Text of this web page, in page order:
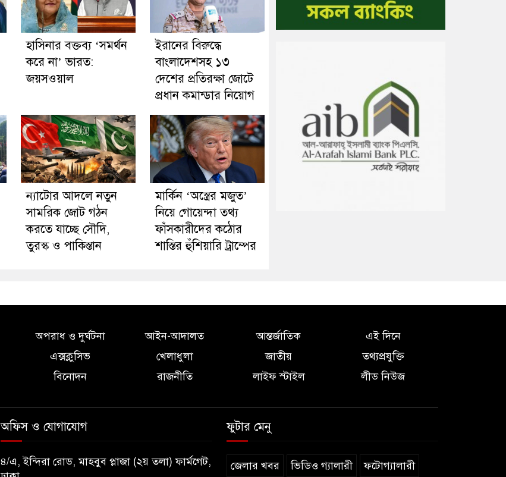
হাসিনার বক্তব্য ‘সমর্থন
করে না’ ভারত:
জয়সওয়াল
ইরানের বিরুদ্ধে
বাংলাদেশসহ ১৩
দেশের প্রতিরক্ষা জোটে
প্রধান কমান্ডার নিয়োগ
ন্যাটোর আদলে নতুন
সামরিক জোট গঠন
করতে যাচ্ছে সৌদি,
তুরস্ক ও পাকিস্তান
মার্কিন ‘অস্ত্রের মজুত’
নিয়ে গোয়েন্দা তথ্য
ফাঁসকারীদের কঠোর
শাস্তির হুঁশিয়ারি ট্রাম্পের
অপরাধ ও দুর্ঘটনা আইন-আদালত আন্তর্জাতিক
এই দিনে
এক্সক্লুসিভ
খেলাধুলা জাতীয়
তথ্যপ্রযুক্তি
বিনোদন
রাজনীতি লাইফ স্টাইল লীড নিউজ
অফিস ও যোগাযোগ
৪/এ, ইন্দিরা রোড, মাহবুব প্লাজা (২য় তলা) ফার্মগেট,
ফুটার মেনু
জেলার খবর ভিডিও গ্যালারী ফটোগ্যালারী